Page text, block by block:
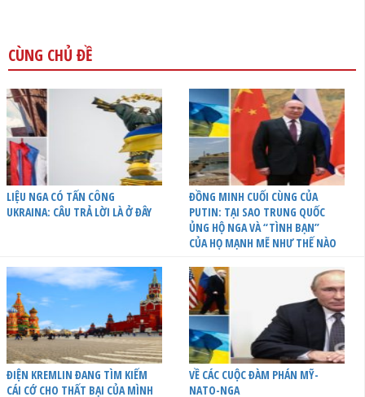
CÙNG CHỦ ĐỀ
LIỆU NGA CÓ TẤN CÔNG
UKRAINA: CÂU TRẢ LỜI LÀ Ở ĐÂY
ĐỒNG MINH CUỐI CÙNG CỦA
PUTIN: TẠI SAO TRUNG QUỐC
ỦNG HỘ NGA VÀ “TÌNH BẠN”
CỦA HỌ MẠNH MẼ NHƯ THẾ NÀO
ĐIỆN KREMLIN ĐANG TÌM KIẾM
CÁI CỚ CHO THẤT BẠI CỦA MÌNH
VỀ CÁC CUỘC ĐÀM PHÁN MỸ-
NATO-NGA